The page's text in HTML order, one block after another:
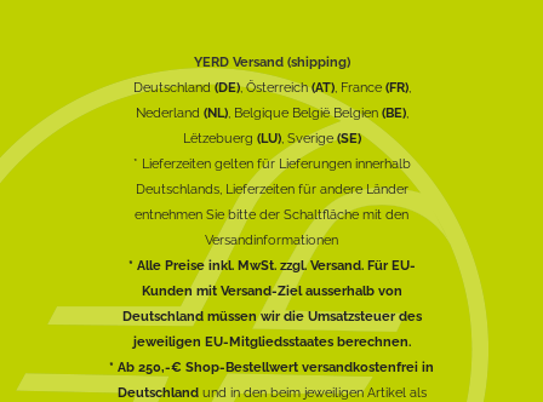
YERD Versand (shipping)
Deutschland(DE), Österreich(AT), France (FR),
Nederland (NL), Belgique België Belgien (BE),
Lëtzebuerg (LU), Sverige(SE)
* Lieferzeiten gelten für Lieferungen innerhalb
Deutschlands, Lieferzeiten für andere Länder
entnehmen Sie bitte der Schaltfläche mit den
Versandinformationen
* Alle Preise inkl. MwSt. zzgl. Versand. Für EU-
Kunden mit Versand-Ziel ausserhalb von
Deutschland müssen wir die Umsatzsteuer des
jeweiligen EU-Mitgliedsstaates berechnen.
* Ab 250,-€ Shop-Bestellwert versandkostenfrei in
Deutschlandund in den beim jeweiligen Artikel als